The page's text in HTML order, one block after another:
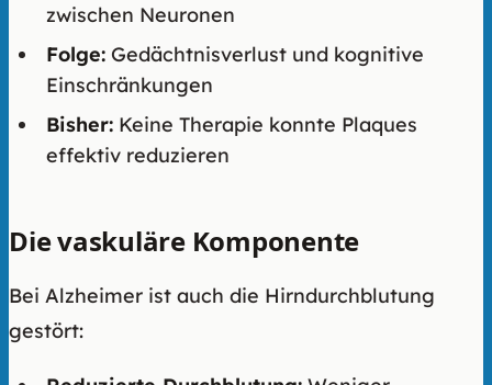
zwischen Neuronen
Folge: Gedächtnisverlust und kognitive
Einschränkungen
Bisher: Keine Therapie konnte Plaques
effektiv reduzieren
Die vaskuläre Komponente
Bei Alzheimer ist auch die Hirndurchblutung
gestört: